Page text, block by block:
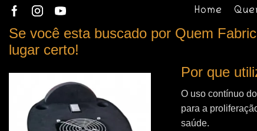
Home
Se você esta buscado por Quem
lugar certo!
Por que
O uso contínuo
para a
saúde.